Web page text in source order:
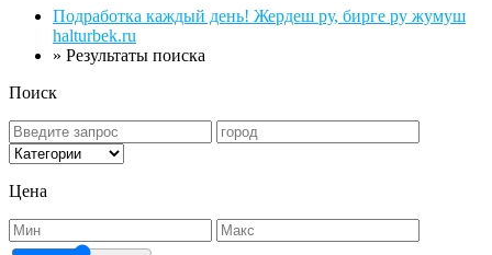
Подработка каждый день! Жердеш ру, бирге ру жумуш
halturbek.ru
» Результаты поиска
Поиск
Цена